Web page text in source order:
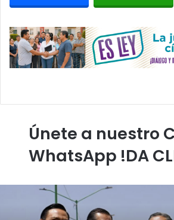
Únete a nuestro
WhatsApp !DA